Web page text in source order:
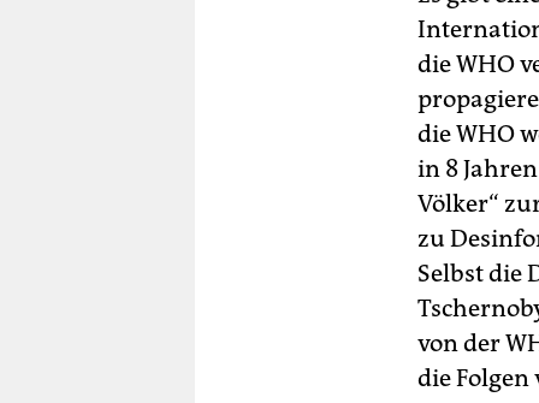
die WHO
die WHO
in 8 Jahren
Völker“
zu
Selbst die
von der
die Folgen